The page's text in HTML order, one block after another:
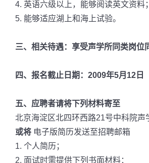
4. 英语六级以上，能够阅读英文资料；
5. 能够适应湖上和海上试验。
三、相关待遇：享受声学所同类岗位
四、报名截止日期：2009年5月12日
五、应聘者请将下列材料寄至
北京海淀区北四环西路21号中科院声
或将 电子版简历发送至招聘邮箱
1. 个人简历；
2. 面试时需提供下列书面材料：